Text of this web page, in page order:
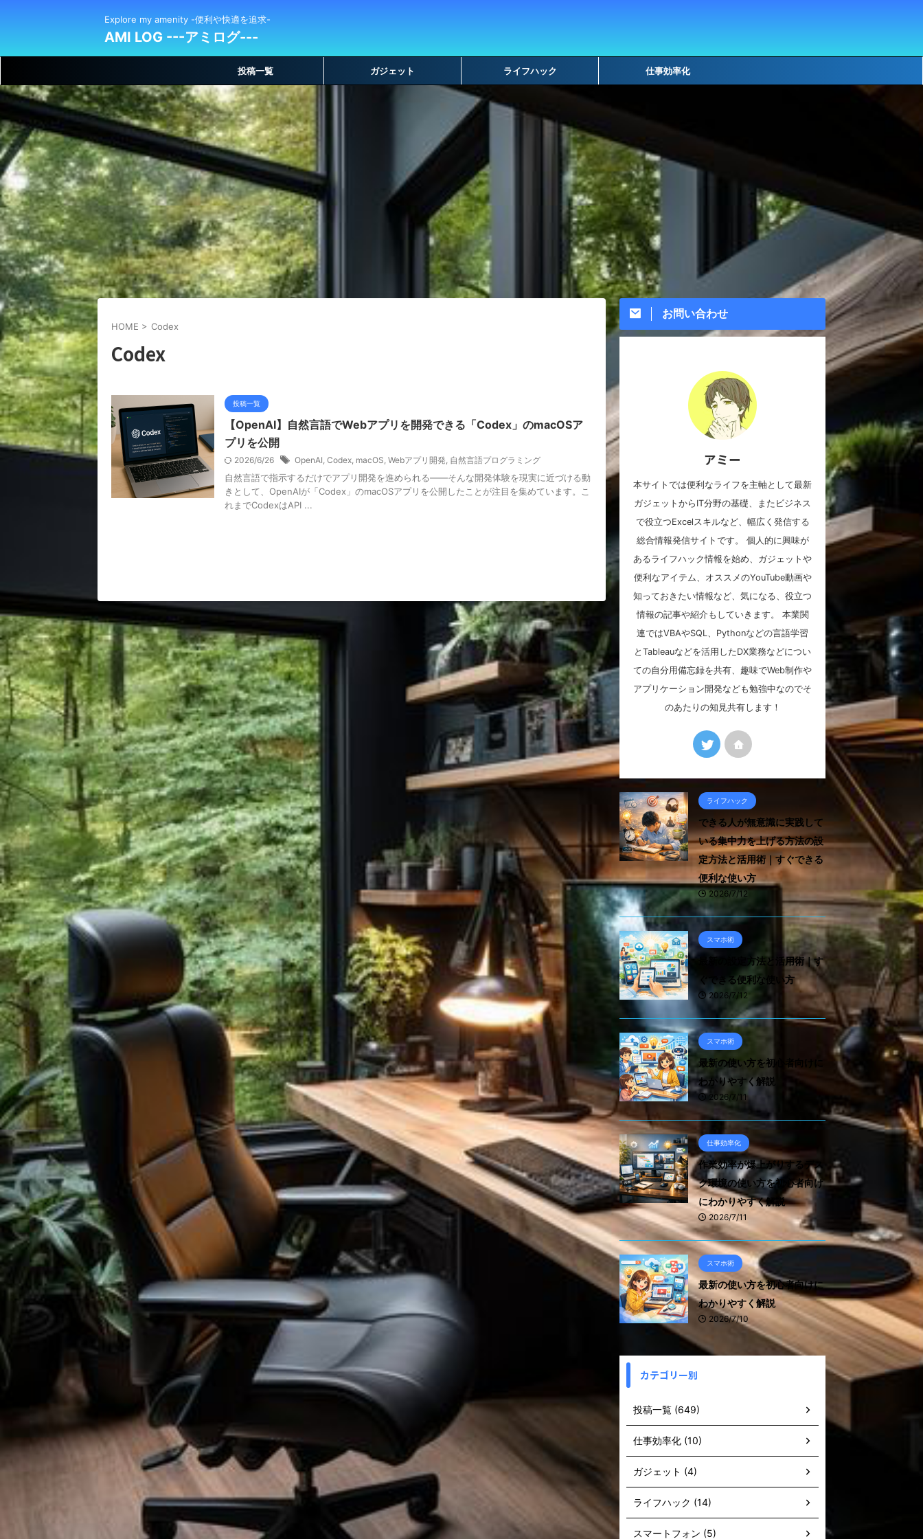
Explore my amenity -便利や快適を追求-
AMI LOG ---アミログ---
投稿一覧 ガジェット ライフハック 仕事効率化
HOME > Codex
Codex
投稿一覧
【OpenAI】自然言語でWebアプリを開発できる「Codex」のmacOSア
プリを公開
2026/6/26 OpenAI, Codex, macOS, Webアプリ開発, 自然言語プログラミング
自然言語で指示するだけでアプリ開発を進められる――そんな開発体験を現実に近づける動
きとして、OpenAIが「Codex」のmacOSアプリを公開したことが注目を集めています。こ
れまでCodexはAPI ...
お問い合わせ
アミー
本サイトでは便利なライフを主軸として最新
ガジェットからIT分野の基礎、またビジネス
で役立つExcelスキルなど、幅広く発信する
総合情報発信サイトです。 個人的に興味が
あるライフハック情報を始め、ガジェットや
便利なアイテム、オススメのYouTube動画や
知っておきたい情報など、気になる、役立つ
情報の記事や紹介もしていきます。 本業関
連ではVBAやSQL、Pythonなどの言語学習
とTableauなどを活用したDX業務などについ
ての自分用備忘録を共有、趣味でWeb制作や
アプリケーション開発なども勉強中なのでそ
のあたりの知見共有します！
ライフハック
できる人が無意識に実践して
いる集中力を上げる方法の設
定方法と活用術｜すぐできる
便利な使い方
2026/7/12
スマホ術
最新の設定方法と活用術｜す
ぐできる便利な使い方
2026/7/12
スマホ術
最新の使い方を初心者向けに
わかりやすく解説
2026/7/11
仕事効率化
作業効率が爆上がりするデス
ク環境の使い方を初心者向け
にわかりやすく解説
2026/7/11
スマホ術
最新の使い方を初心者向けに
わかりやすく解説
2026/7/10
カテゴリー別
投稿一覧 (649)
仕事効率化 (10)
ガジェット (4)
ライフハック (14)
スマートフォン (5)